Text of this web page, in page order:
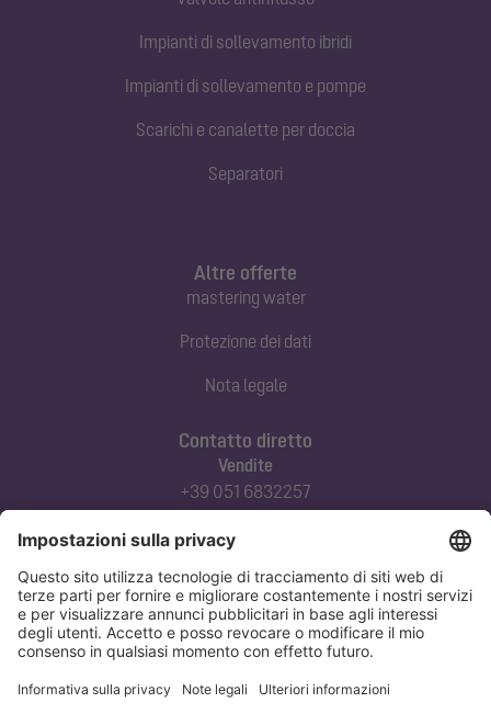
Impianti di sollevamento ibridi
Impianti di sollevamento e pompe
Scarichi e canalette per doccia
Separatori
Contatto diretto
Vendite
+39 051 6832257
+39 342-8970379
assistenza@kessel-italia.it
Altre offerte
mastering water
Protezione dei dati
Nota legale